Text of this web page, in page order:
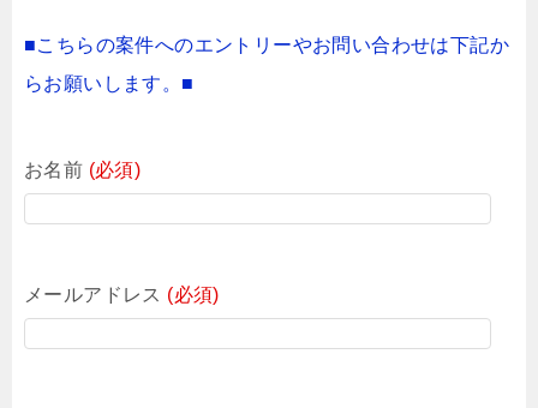
■こちらの案件へのエントリーやお問い合わせは下記か
らお願いします。■
お名前 (必須)
メールアドレス (必須)